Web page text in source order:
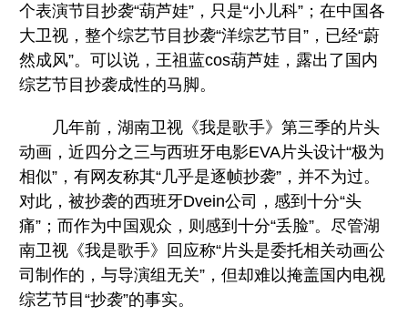
个表演节目抄袭“葫芦娃”，只是“小儿科”；在中国各
大卫视，整个综艺节目抄袭“洋综艺节目”，已经“蔚
然成风”。可以说，王祖蓝cos葫芦娃，露出了国内
综艺节目抄袭成性的马脚。
几年前，湖南卫视《我是歌手》第三季的片头
动画，近四分之三与西班牙电影EVA片头设计“极为
相似”，有网友称其“几乎是逐帧抄袭”，并不为过。
对此，被抄袭的西班牙Dvein公司，感到十分“头
痛”；而作为中国观众，则感到十分“丢脸”。尽管湖
南卫视《我是歌手》回应称“片头是委托相关动画公
司制作的，与导演组无关”，但却难以掩盖国内电视
综艺节目“抄袭”的事实。